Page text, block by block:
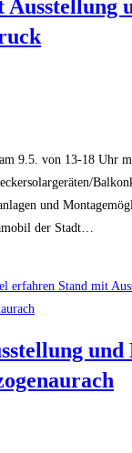
9.5. von 13-18 Uhr
und
der Stadt…